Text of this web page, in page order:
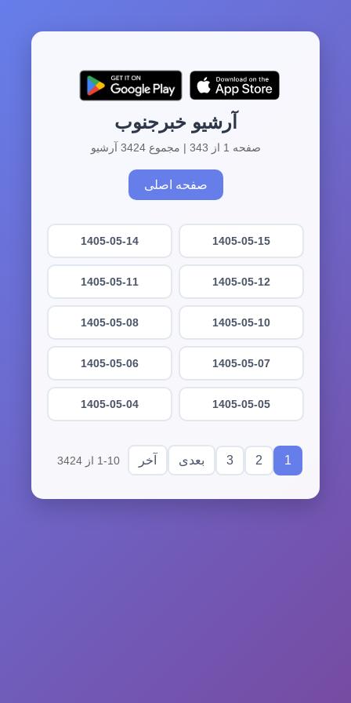
آرشیو خبرجنوب
صفحه 1 از 343 | مجموع 3424 آرشیو
صفحه اصلی
1405-05-15
1405-05-14
1405-05-12
1405-05-11
1405-05-10
1405-05-08
1405-05-07
1405-05-06
1405-05-05
1405-05-04
1
2
3 بعدی آخر 1-10 از 3424